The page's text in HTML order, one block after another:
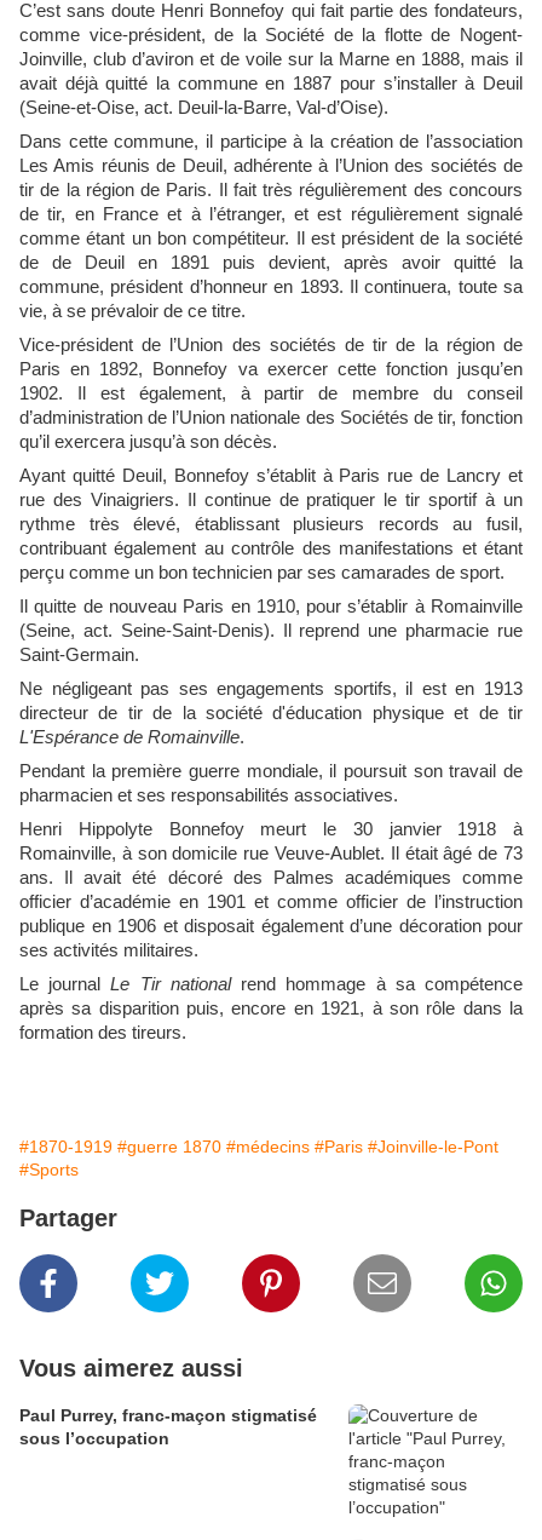
C’est sans doute Henri Bonnefoy qui fait partie des fondateurs,
comme vice-président, de la Société de la flotte de Nogent-
Joinville, club d’aviron et de voile sur la Marne en 1888, mais il
avait déjà quitté la commune en 1887 pour s’installer à Deuil
(Seine-et-Oise, act. Deuil-la-Barre, Val-d’Oise).
Dans cette commune, il participe à la création de l’association
Les Amis réunis de Deuil, adhérente à l’Union des sociétés de
tir de la région de Paris. Il fait très régulièrement des concours
de tir, en France et à l’étranger, et est régulièrement signalé
comme étant un bon compétiteur. Il est président de la société
de de Deuil en 1891 puis devient, après avoir quitté la
commune, président d’honneur en 1893. Il continuera, toute sa
vie, à se prévaloir de ce titre.
Vice-président de l’Union des sociétés de tir de la région de
Paris en 1892, Bonnefoy va exercer cette fonction jusqu’en
1902. Il est également, à partir de membre du conseil
d’administration de l’Union nationale des Sociétés de tir, fonction
qu’il exercera jusqu’à son décès.
Ayant quitté Deuil, Bonnefoy s’établit à Paris rue de Lancry et
rue des Vinaigriers. Il continue de pratiquer le tir sportif à un
rythme très élevé, établissant plusieurs records au fusil,
contribuant également au contrôle des manifestations et étant
perçu comme un bon technicien par ses camarades de sport.
Il quitte de nouveau Paris en 1910, pour s’établir à Romainville
(Seine, act. Seine-Saint-Denis). Il reprend une pharmacie rue
Saint-Germain.
Ne négligeant pas ses engagements sportifs, il est en 1913
directeur de tir de la société d'éducation physique et de tir
L'Espérance de Romainville.
Pendant la première guerre mondiale, il poursuit son travail de
pharmacien et ses responsabilités associatives.
Henri Hippolyte Bonnefoy meurt le 30 janvier 1918 à
Romainville, à son domicile rue Veuve-Aublet. Il était âgé de 73
ans. Il avait été décoré des Palmes académiques comme
officier d’académie en 1901 et comme officier de l’instruction
publique en 1906 et disposait également d’une décoration pour
ses activités militaires.
Le journalLe Tir nationalrend hommage à sa compétence
après sa disparition puis, encore en 1921, à son rôle dans la
formation des tireurs.
#1870-1919 #guerre 1870 #médecins #Paris #Joinville-le-Pont
#Sports
Partager
Vous aimerez aussi
Paul Purrey, franc-maçon stigmatisé
sous l’occupation